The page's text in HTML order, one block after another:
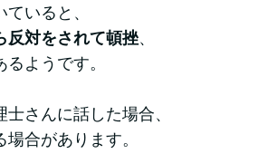
いると、
反対をされて頓挫、
ようです。
さんに話した場合、
合があります。